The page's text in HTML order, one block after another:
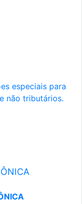
especiais para
não tributários.